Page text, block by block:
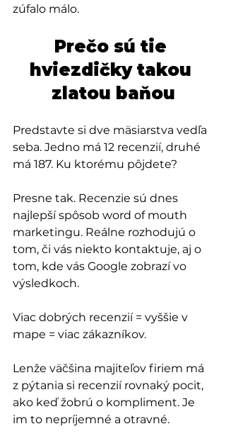
zúfalo málo.
Prečo sú tie
hviezdičky takou
zlatou baňou
Predstavte si dve mäsiarstva vedľa
seba. Jedno má 12 recenzií, druhé
má 187. Ku ktorému pôjdete?
Presne tak. Recenzie sú dnes
najlepší spôsob word of mouth
marketingu. Reálne rozhodujú o
tom, či vás niekto kontaktuje, aj o
tom, kde vás Google zobrazí vo
výsledkoch.
Viac dobrých recenzií = vyššie v
mape = viac zákazníkov.
Lenže väčšina majiteľov firiem má
z pýtania si recenzií rovnaký pocit,
ako keď žobrú o kompliment. Je
im to nepríjemné a otravné.